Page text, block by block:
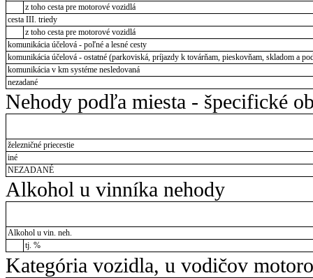
z toho cesta pre motorové vozidlá
cesta III. triedy
z toho cesta pre motorové vozidlá
komunikácia účelová - poľné a lesné cesty
komunikácia účelová - ostatné (parkoviská, príjazdy k továrňam, pieskovňam, skladom a
komunikácia v km systéme nesledovaná
nezadané
Nehody podľa miesta - špecifické
železničné priecestie
iné
NEZADANÉ
Alkohol u vinníka nehody
Alkohol u vin. neh.
tj. %
Kategória vozidla, u vodičov